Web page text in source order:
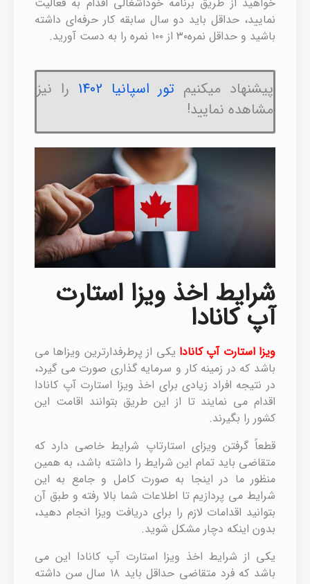
نمایید، حداقل باید دو سال سابقه کار حرفه‌ای داشته
باشید و حداقل نمره۳۰ از ۱۰۰ نمره را به دست آورید.
پیشنهاد میکنیم تور اسپانیا 1402
را نیز
مشاهده نمایید!
شرایط اخذ ویزا استارت
آپ کانادا
ویزا استارت آپ کانادا یکی از پرطرفدارترین ویزاها می
باشد که در زمینه کار و سرمایه گذاری صورت می گیرد،
در نتیجه افراد زیادی برای اخذ ویزا استارت آپ کانادا
اقدام می نمایند تا از این طریق بتوانند اقامت این
کشور را بگیرند.
قطعاً گرفتن ویزای استارتاپ شرایط خاصی دارد که
متقاضی باید تمام این شرایط را داشته باشد، به همین
منظور ما در اینجا به صورت کامل و جامع به این
شرایط می پردازیم تا اطلاعات شما بالا رفته و طبق آن
بتوانید اقدامات لازم را برای دریافت ویزا انجام دهید،
بدون اینکه دچار مشکل شوید.
یکی از شرایط اخذ ویزا استارت آپ کانادا این می
باشد که فرد متقاضی حداقل باید ۱۸ سال سن داشته